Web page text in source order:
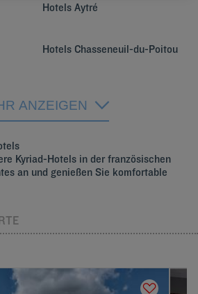
Hotels Aytré
Hotels Chasseneuil-du-Poitou
ANZEIGEN
Kyriad-Hotels in der französischen
an und genießen Sie komfortable